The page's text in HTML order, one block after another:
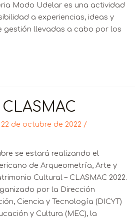
Modo Udelar es una actividad
a experiencias, ideas y
gestión llevadas a cabo por los
22 de octubre de 2022 /
se estará realizando el
de Arqueometría, Arte y
Cultural – CLASMAC 2022.
por la Dirección
Ciencia y Tecnología (DICYT)
y Cultura (MEC), la